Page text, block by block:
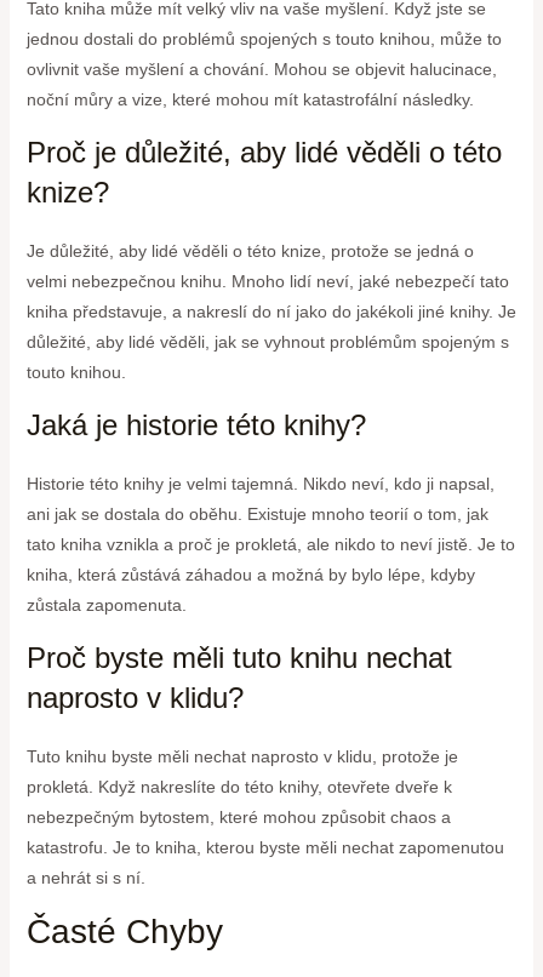
Tato kniha může mít velký vliv na vaše myšlení. Když jste se
jednou dostali do problémů spojených s touto knihou, může to
ovlivnit vaše myšlení a chování. Mohou se objevit halucinace,
noční můry a vize, které mohou mít katastrofální následky.
Proč je důležité, aby lidé věděli o této
knize?
Je důležité, aby lidé věděli o této knize, protože se jedná o
velmi nebezpečnou knihu. Mnoho lidí neví, jaké nebezpečí tato
kniha představuje, a nakreslí do ní jako do jakékoli jiné knihy. Je
důležité, aby lidé věděli, jak se vyhnout problémům spojeným s
touto knihou.
Jaká je historie této knihy?
Historie této knihy je velmi tajemná. Nikdo neví, kdo ji napsal,
ani jak se dostala do oběhu. Existuje mnoho teorií o tom, jak
tato kniha vznikla a proč je prokletá, ale nikdo to neví jistě. Je to
kniha, která zůstává záhadou a možná by bylo lépe, kdyby
zůstala zapomenuta.
Proč byste měli tuto knihu nechat
naprosto v klidu?
Tuto knihu byste měli nechat naprosto v klidu, protože je
prokletá. Když nakreslíte do této knihy, otevřete dveře k
nebezpečným bytostem, které mohou způsobit chaos a
katastrofu. Je to kniha, kterou byste měli nechat zapomenutou
a nehrát si s ní.
Časté Chyby